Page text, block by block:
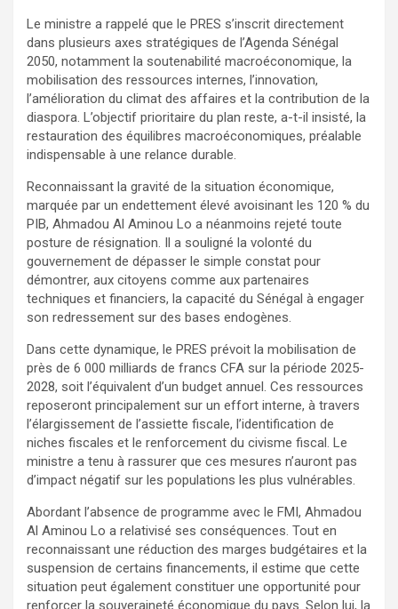
Le ministre a rappelé que le PRES s’inscrit directement
dans plusieurs axes stratégiques de l’Agenda Sénégal
2050, notamment la soutenabilité macroéconomique, la
mobilisation des ressources internes, l’innovation,
l’amélioration du climat des affaires et la contribution de la
diaspora. L’objectif prioritaire du plan reste, a-t-il insisté, la
restauration des équilibres macroéconomiques, préalable
indispensable à une relance durable.
Reconnaissant la gravité de la situation économique,
marquée par un endettement élevé avoisinant les 120 % du
PIB, Ahmadou Al Aminou Lo a néanmoins rejeté toute
posture de résignation. Il a souligné la volonté du
gouvernement de dépasser le simple constat pour
démontrer, aux citoyens comme aux partenaires
techniques et financiers, la capacité du Sénégal à engager
son redressement sur des bases endogènes.
Dans cette dynamique, le PRES prévoit la mobilisation de
près de 6 000 milliards de francs CFA sur la période 2025-
2028, soit l’équivalent d’un budget annuel. Ces ressources
reposeront principalement sur un effort interne, à travers
l’élargissement de l’assiette fiscale, l’identification de
niches fiscales et le renforcement du civisme fiscal. Le
ministre a tenu à rassurer que ces mesures n’auront pas
d’impact négatif sur les populations les plus vulnérables.
Abordant l’absence de programme avec le FMI, Ahmadou
Al Aminou Lo a relativisé ses conséquences. Tout en
reconnaissant une réduction des marges budgétaires et la
suspension de certains financements, il estime que cette
situation peut également constituer une opportunité pour
renforcer la souveraineté économique du pays. Selon lui, la